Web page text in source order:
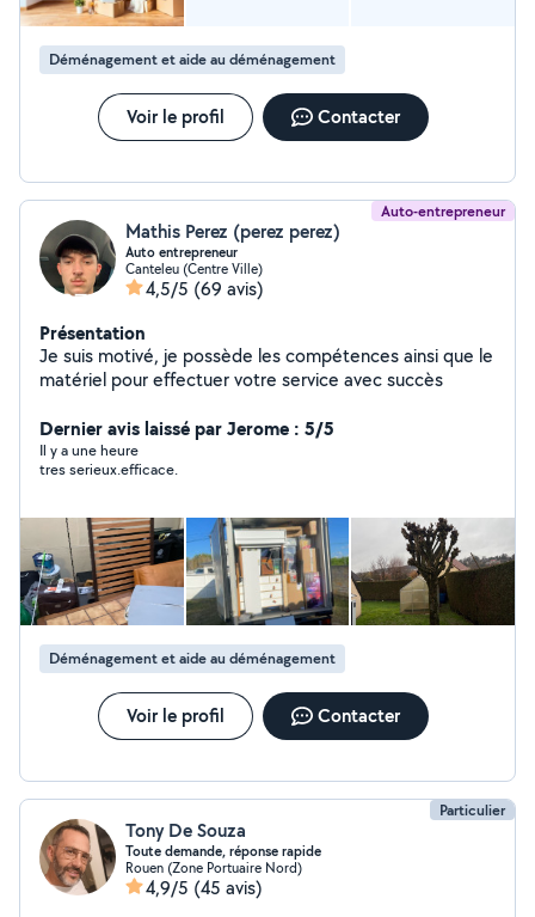
Déménagement et aide au déménagement
Voir le profil Contacter
Auto-entrepreneur
Mathis Perez (perez perez)
Auto entrepreneur
Canteleu (Centre Ville)
4,5/5 (69 avis)
Présentation
Je suis motivé, je possède les compétences ainsi que le
matériel pour effectuer votre service avec succès
Dernier avis laissé par Jerome : 5/5
Il y a une heure
tres serieux.efficace.
Déménagement et aide au déménagement
Voir le profil Contacter
Particulier
Tony De Souza
Toute demande, réponse rapide
Rouen (Zone Portuaire Nord)
4,9/5 (45 avis)